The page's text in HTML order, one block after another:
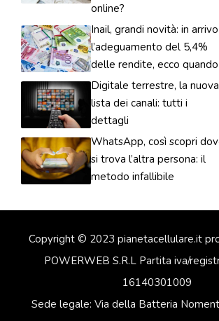
online?
Inail, grandi novità: in arrivo
l’adeguamento del 5,4%
delle rendite, ecco quando
Digitale terrestre, la nuova
lista dei canali: tutti i
dettagli
WhatsApp, così scopri
si trova l’altra persona: il
metodo infallibile
Copyright © 2023 pianetacellulare.it
POWERWEB S.R.L Partita iva/
16140301009
Sede legale: Via della Batteria